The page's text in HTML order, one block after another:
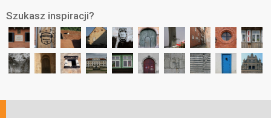
Szukasz inspiracji?